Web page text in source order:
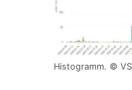
Histogramm. ©